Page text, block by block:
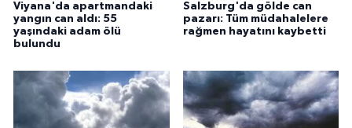
Viyana'da apartmandaki
yangın can aldı: 55
yaşındaki adam ölü
bulundu
Salzburg'da gölde can
pazarı: Tüm müdahalelere
rağmen hayatını kaybetti